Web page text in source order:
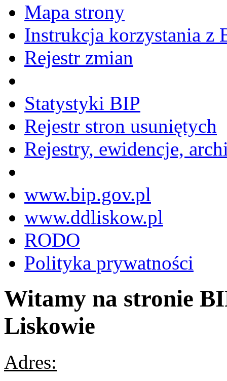
Mapa strony
Instrukcja korzystania z
Rejestr zmian
Statystyki BIP
Rejestr stron usuniętych
Rejestry, ewidencje,
www.bip.gov.pl
www.ddliskow.pl
RODO
Polityka prywatności
Witamy na stronie
Liskowie
Adres: